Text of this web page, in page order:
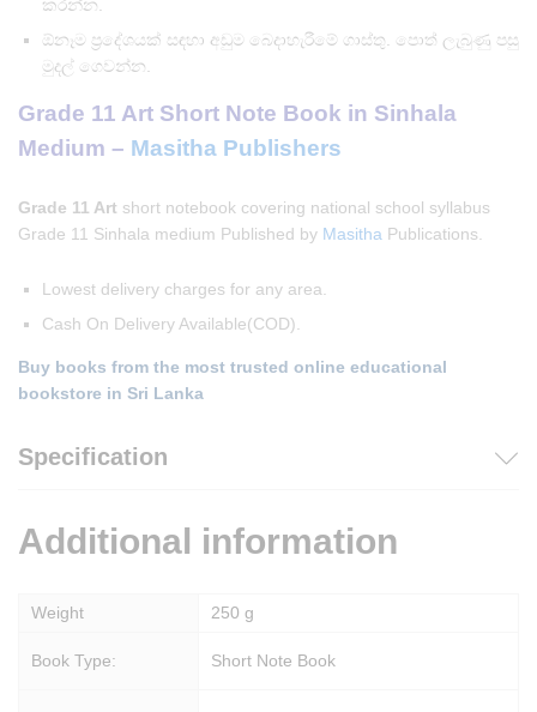
කරන්න.
ඕනෑම ප්‍රදේශයක් සඳහා අඩුම බෙදාහැරීමේ ගාස්තු. පොත් ලැබුණු පසු
මුදල් ගෙවන්න.
Grade 11 Art Short Note Book in Sinhala
Medium – Masitha Publishers
Grade 11 Art short notebook covering national school syllabus
Grade 11 Sinhala medium Published by Masitha Publications.
Lowest delivery charges for any area.
Cash On Delivery Available(COD).
Buy books from the most trusted online educational
bookstore in Sri Lanka
Specification
Additional information
Weight 250 g
Book Type: Short Note Book